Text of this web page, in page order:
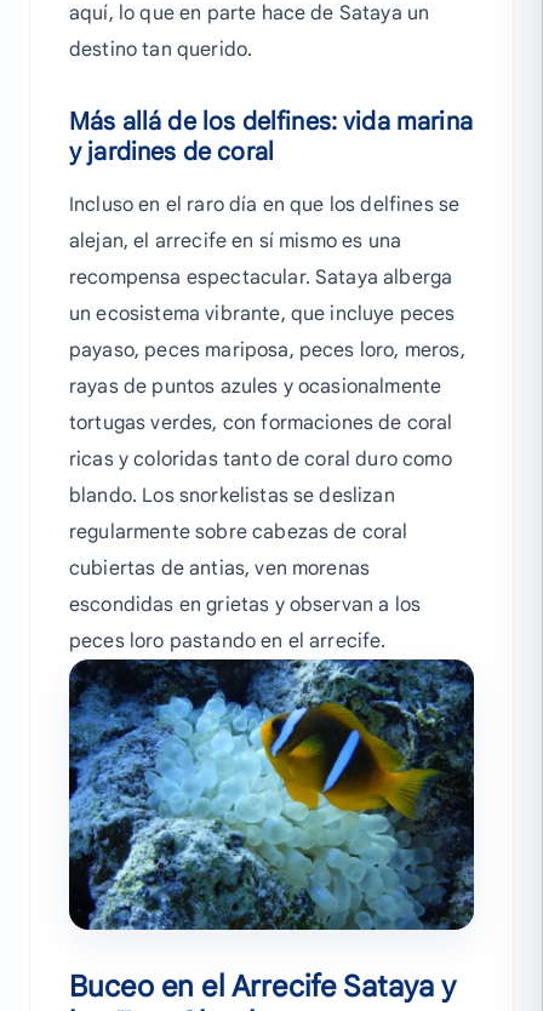
aquí, lo que en parte hace de Sataya un
destino tan querido.
Más allá de los delfines: vida marina
y jardines de coral
Incluso en el raro día en que los delfines se
alejan, el arrecife en sí mismo es una
recompensa espectacular. Sataya alberga
un ecosistema vibrante, que incluye peces
payaso, peces mariposa, peces loro, meros,
rayas de puntos azules y ocasionalmente
tortugas verdes, con formaciones de coral
ricas y coloridas tanto de coral duro como
blando. Los snorkelistas se deslizan
regularmente sobre cabezas de coral
cubiertas de antias, ven morenas
escondidas en grietas y observan a los
peces loro pastando en el arrecife.
Buceo en el Arrecife Sataya y